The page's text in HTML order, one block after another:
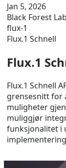
Jan 5, 2026
Black Forest
flux-1
Flux.1 Schnell
Flux.1
Flux.1 Schnell
grensesnitt for
muligheter
muliggjør
funksjonalitet i